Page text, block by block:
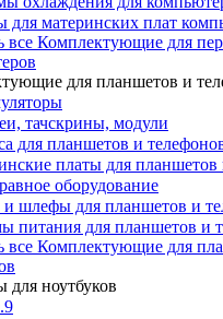
для материнских плат
все Комплектующие для
для планшетов и
тачскрины, модули
для планшетов и
платы для планшетов
оборудование
шлефы для планшетов и
питания для планшетов и
все Комплектующие для
ноутбуков